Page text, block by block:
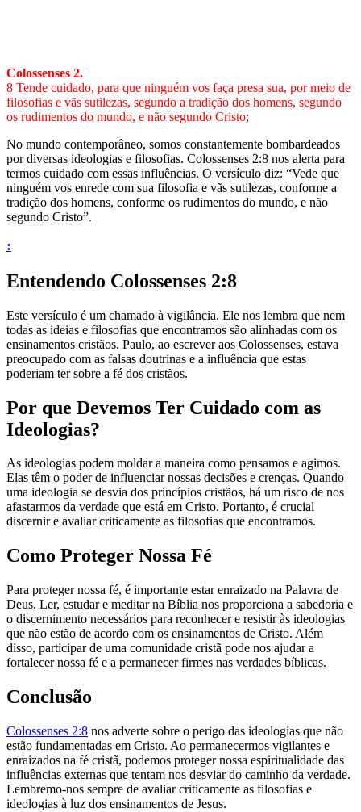
Colossenses 2.
8 Tende cuidado, para que ninguém vos faça presa sua, por meio de
filosofias e vãs sutilezas, segundo a tradição dos homens, segundo
os rudimentos do mundo, e não segundo Cristo;
No mundo contemporâneo, somos constantemente bombardeados
por diversas ideologias e filosofias. Colossenses 2:8 nos alerta para
termos cuidado com essas influências. O versículo diz: “Vede que
ninguém vos enrede com sua filosofia e vãs sutilezas, conforme a
tradição dos homens, conforme os rudimentos do mundo, e não
segundo Cristo”.
:
Entendendo Colossenses 2:8
Este versículo é um chamado à vigilância. Ele nos lembra que nem
todas as ideias e filosofias que encontramos são alinhadas com os
ensinamentos cristãos. Paulo, ao escrever aos Colossenses, estava
preocupado com as falsas doutrinas e a influência que estas
poderiam ter sobre a fé dos cristãos.
Por que Devemos Ter Cuidado com as
Ideologias?
As ideologias podem moldar a maneira como pensamos e agimos.
Elas têm o poder de influenciar nossas decisões e crenças. Quando
uma ideologia se desvia dos princípios cristãos, há um risco de nos
afastarmos da verdade que está em Cristo. Portanto, é crucial
discernir e avaliar criticamente as filosofias que encontramos.
Como Proteger Nossa Fé
Para proteger nossa fé, é importante estar enraizado na Palavra de
Deus. Ler, estudar e meditar na Bíblia nos proporciona a sabedoria e
o discernimento necessários para reconhecer e resistir às ideologias
que não estão de acordo com os ensinamentos de Cristo. Além
disso, participar de uma comunidade cristã pode nos ajudar a
fortalecer nossa fé e a permanecer firmes nas verdades bíblicas.
Conclusão
Colossenses 2:8 nos adverte sobre o perigo das ideologias que não
estão fundamentadas em Cristo. Ao permanecermos vigilantes e
enraizados na fé cristã, podemos proteger nossa espiritualidade das
influências externas que tentam nos desviar do caminho da verdade.
Lembremo-nos sempre de avaliar criticamente as filosofias e
ideologias à luz dos ensinamentos de Jesus.